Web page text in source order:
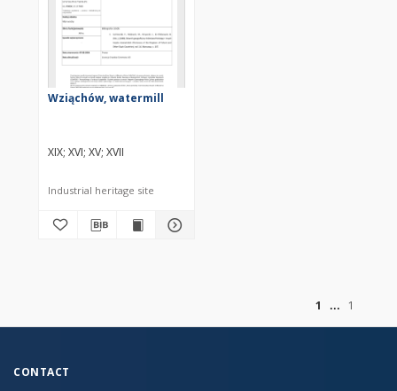
Wziąchów, watermill
XIX XVI XV XVII
Industrial heritage site
1
1
CONTACT